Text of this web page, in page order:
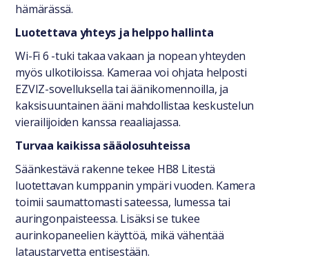
hämärässä.
Luotettava yhteys ja helppo hallinta
Wi-Fi 6 -tuki takaa vakaan ja nopean yhteyden
myös ulkotiloissa. Kameraa voi ohjata helposti
EZVIZ-sovelluksella tai äänikomennoilla, ja
kaksisuuntainen ääni mahdollistaa keskustelun
vierailijoiden kanssa reaaliajassa.
Turvaa kaikissa sääolosuhteissa
Säänkestävä rakenne tekee HB8 Litestä
luotettavan kumppanin ympäri vuoden. Kamera
toimii saumattomasti sateessa, lumessa tai
auringonpaisteessa. Lisäksi se tukee
aurinkopaneelien käyttöä, mikä vähentää
lataustarvetta entisestään.